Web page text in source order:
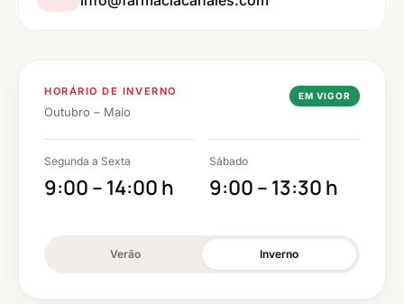
HORÁRIO DE INVERNO
Outubro – Maio
EM VIGOR
Segunda a Sexta
9:00 – 14:00 h
Sábado
9:00 – 13:30 h
Verão Inverno